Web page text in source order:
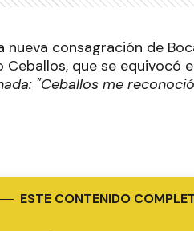
nueva consagración de
Ceballos, que se equivocó
"Ceballos me
ESTE CONTENIDO